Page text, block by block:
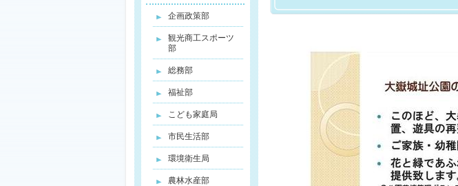
企画政策部
観光商工スポーツ
部
総務部
福祉部
こども家庭局
市民生活部
環境衛生局
農林水産部